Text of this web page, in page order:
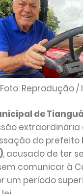
Foto: Reprodução
de Tianguá
do prefeito
, acusado de ter
comunicar à
um período